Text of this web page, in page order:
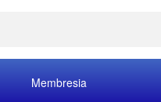
Membresia